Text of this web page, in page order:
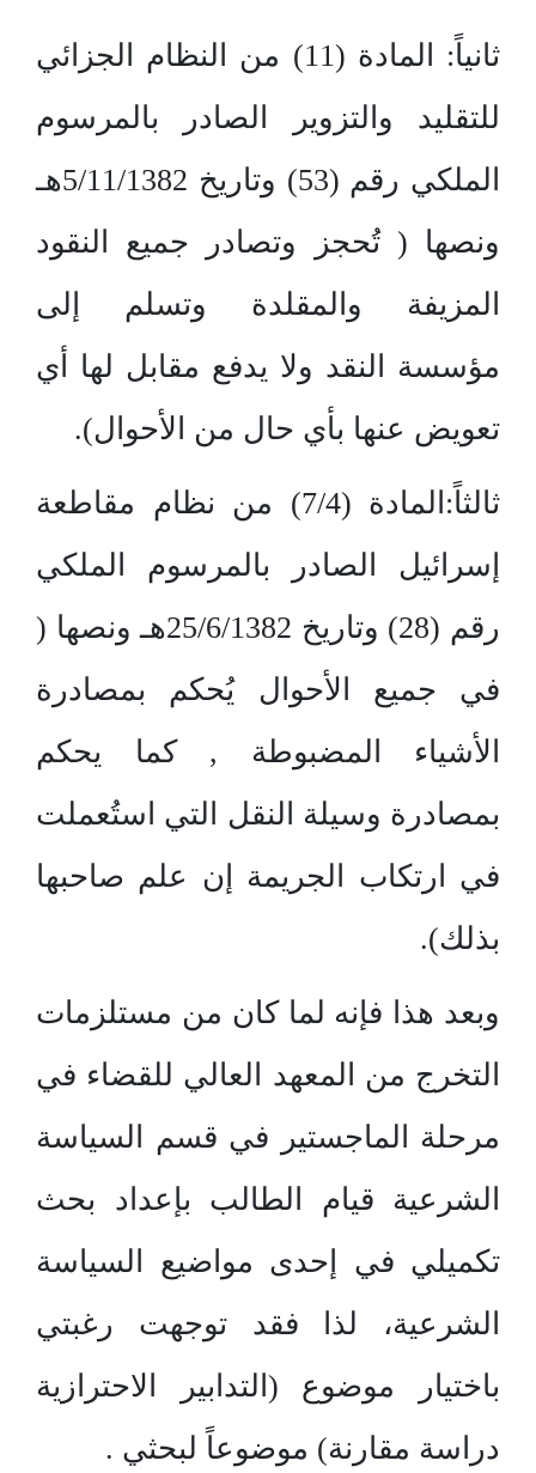
ثانياً: المادة (11) من النظام الجزائي
للتقليد والتزوير الصادر بالمرسوم
الملكي رقم (53) وتاريخ 5/11/1382هـ
ونصها ( تُحجز وتصادر جميع النقود
المزيفة والمقلدة وتسلم إلى
مؤسسة النقد ولا يدفع مقابل لها أي
تعويض عنها بأي حال من الأحوال).
ثالثاً:المادة (7/4) من نظام مقاطعة
إسرائيل الصادر بالمرسوم الملكي
رقم (28) وتاريخ 25/6/1382هـ ونصها (
في جميع الأحوال يُحكم بمصادرة
الأشياء المضبوطة , كما يحكم
بمصادرة وسيلة النقل التي استُعملت
في ارتكاب الجريمة إن علم صاحبها
بذلك).
وبعد هذا فإنه لما كان من مستلزمات
التخرج من المعهد العالي للقضاء في
مرحلة الماجستير في قسم السياسة
الشرعية قيام الطالب بإعداد بحث
تكميلي في إحدى مواضيع السياسة
الشرعية، لذا فقد توجهت رغبتي
باختيار موضوع (التدابير الاحترازية
دراسة مقارنة) موضوعاً لبحثي .